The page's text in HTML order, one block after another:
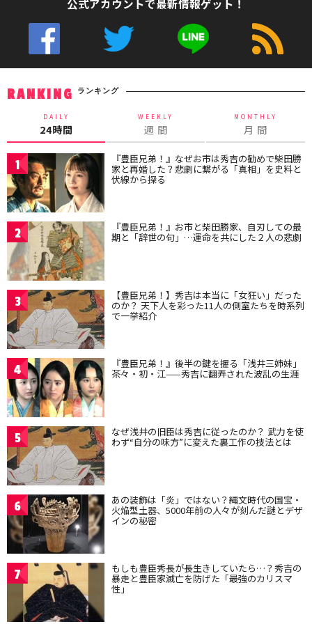
公式アカウントで最新情報ゲット！
RANKING ランキング
DAILY
24時間
WEEKLY
週 間
MONTHLY
月 間
1 『豊臣兄弟！』なぜお市は秀吉の勧めで柴田勝
家と再婚した？悲劇に繋がる「真相」を史料と
伏線から探る
2 『豊臣兄弟！』お市と柴田勝家、自刃しての最
期と「辞世の句」…運命を共にした２人の悲劇
3 【豊臣兄弟！】秀吉は本当に「女狂い」だった
のか？ 天下人を彩った11人の側室たちを時系列
で一挙紹介
4 『豊臣兄弟！』後半の鍵を握る「浅井三姉妹」
茶々・初・江——秀吉に翻弄された波乱の生涯
5 なぜ浅井の旧臣は秀吉に従ったのか？ 武力を使
わず“自分の味方”に変えた裏工作の技法とは
6 あの装飾は「炎」ではない？縄文時代の国宝・
火焔型土器、5000年前の人々が刻んだ謎とデザ
インの秘密
7 もしも豊臣秀長が長生きしていたら…？秀吉の
暴走と豊臣家滅亡を防げた「最強のカリスマ
性」